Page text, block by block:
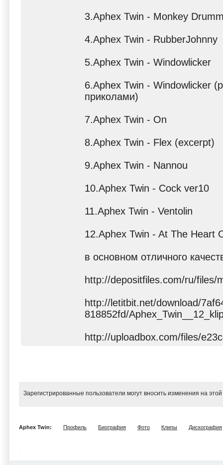
3.Aphex Twin - Monkey
4.Aphex Twin - RubberJohnny
5.Aphex Twin - Windowlicker
6.Aphex Twin - Windowlicker
приколами)
7.Aphex Twin - On
8.Aphex Twin - Flex (excerpt)
9.Aphex Twin - Nannou
10.Aphex Twin - Cock ver10
11.Aphex Twin - Ventolin
12.Aphex Twin - At The Heart
в основном отличного
http://depositfiles.com/ru/files/
http://letitbit.net/download/
818852fd/
http://uploadbox.com/files/
Зарегистрированные пользователи могут вносить изменения на
Aphex Twin: Профиль Биография Фото Клипы Дискография